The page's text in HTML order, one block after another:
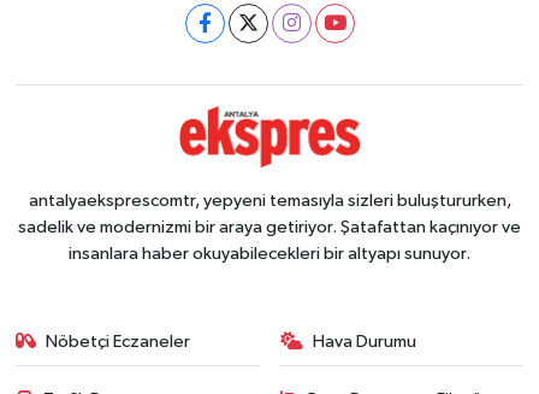
antalyaeksprescomtr, yepyeni temasıyla sizleri buluştururken,
sadelik ve modernizmi bir araya getiriyor. Şatafattan kaçınıyor ve
insanlara haber okuyabilecekleri bir altyapı sunuyor.
Nöbetçi Eczaneler Hava Durumu